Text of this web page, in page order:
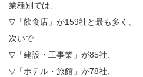
業種別では、
▽「飲食店」が159社と最も多く、
次いで
▽「建設・工事業」が85社、
▽「ホテル・旅館」が78社、